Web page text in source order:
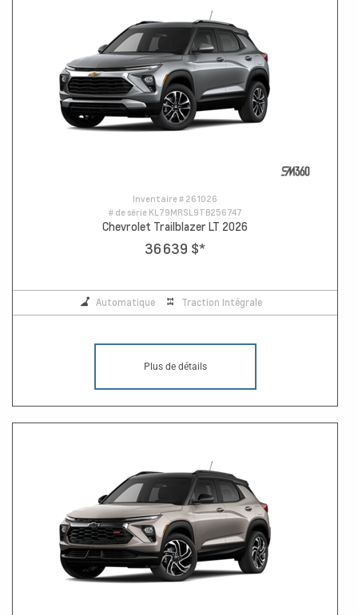
Inventaire # 261026
# de série KL79MRSL9TB256747
Chevrolet Trailblazer LT 2026
36 639 $*
Automatique Traction Intégrale
Plus de détails